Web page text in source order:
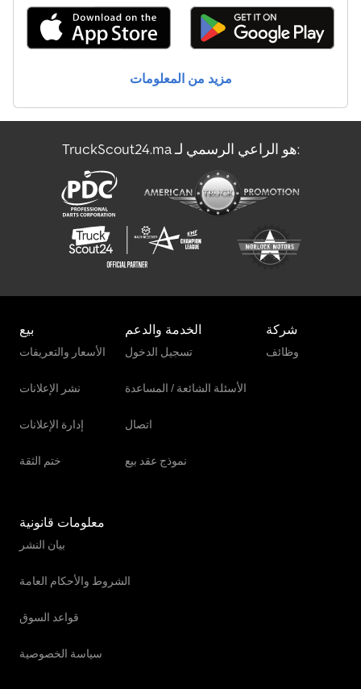
مزيد من المعلومات
TruckScout24.ma هو الراعي الرسمي لـ:
بيع
الأسعار والتعريفات
نشر الإعلانات
إدارة الإعلانات
ختم الثقة
الخدمة والدعم
تسجيل الدخول
الأسئلة الشائعة / المساعدة
اتصال
نموذج عقد بيع
شركة
وظائف
معلومات قانونية
بيان النشر
الشروط والأحكام العامة
قواعد السوق
سياسة الخصوصية